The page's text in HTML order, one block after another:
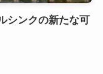
シンクの新たな可